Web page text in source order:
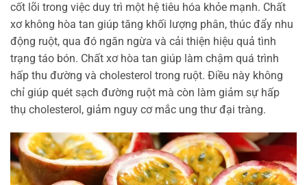
cốt lõi trong việc duy trì một hệ tiêu hóa khỏe mạnh. Chất
xơ không hòa tan giúp tăng khối lượng phân, thúc đẩy nhu
động ruột, qua đó ngăn ngừa và cải thiện hiệu quả tình
trạng táo bón. Chất xơ hòa tan giúp làm chậm quá trình
hấp thu đường và cholesterol trong ruột. Điều này không
chỉ giúp quét sạch đường ruột mà còn làm giảm sự hấp
thụ cholesterol, giảm nguy cơ mắc ung thư đại tràng.